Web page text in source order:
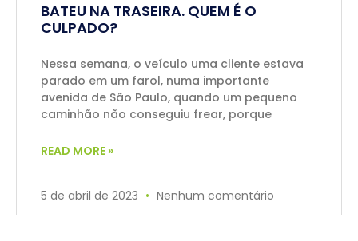
BATEU NA TRASEIRA. QUEM É O
CULPADO?
Nessa semana, o veículo uma cliente estava
parado em um farol, numa importante
avenida de São Paulo, quando um pequeno
caminhão não conseguiu frear, porque
READ MORE »
5 de abril de 2023 Nenhum comentário